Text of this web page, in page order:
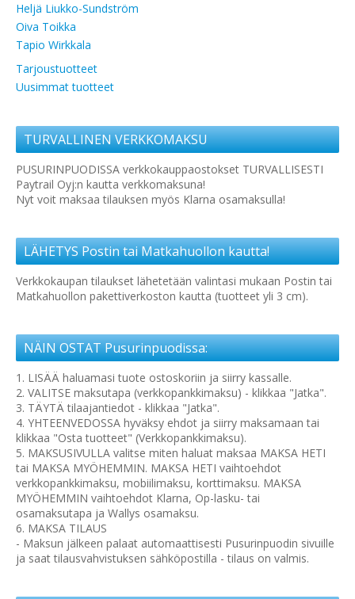
Heljä Liukko-Sundström
Oiva Toikka
Tapio Wirkkala
Tarjoustuotteet
Uusimmat tuotteet
TURVALLINEN VERKKOMAKSU
PUSURINPUODISSA verkkokauppaostokset TURVALLISESTI
Paytrail Oyj:n kautta verkkomaksuna!
Nyt voit maksaa tilauksen myös Klarna osamaksulla!
LÄHETYS Postin tai Matkahuollon kautta!
Verkkokaupan tilaukset lähetetään valintasi mukaan Postin tai
Matkahuollon pakettiverkoston kautta (tuotteet yli 3 cm).
NÄIN OSTAT Pusurinpuodissa:
1. LISÄÄ haluamasi tuote ostoskoriin ja siirry kassalle.
2. VALITSE maksutapa (verkkopankkimaksu) - klikkaa "Jatka".
3. TÄYTÄ tilaajantiedot - klikkaa "Jatka".
4. YHTEENVEDOSSA hyväksy ehdot ja siirry maksamaan tai
klikkaa "Osta tuotteet" (Verkkopankkimaksu).
5. MAKSUSIVULLA valitse miten haluat maksaa MAKSA HETI
tai MAKSA MYÖHEMMIN. MAKSA HETI vaihtoehdot
verkkopankkimaksu, mobiilimaksu, korttimaksu. MAKSA
MYÖHEMMIN vaihtoehdot Klarna, Op-lasku- tai
osamaksutapa ja Wallys osamaksu.
6. MAKSA TILAUS
- Maksun jälkeen palaat automaattisesti Pusurinpuodin sivuille
ja saat tilausvahvistuksen sähköpostilla - tilaus on valmis.